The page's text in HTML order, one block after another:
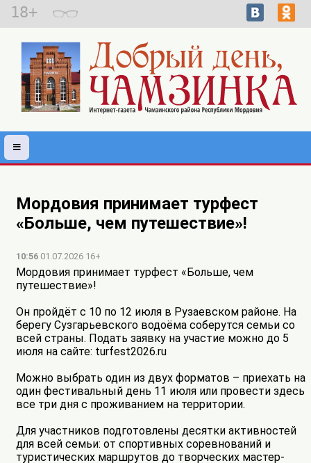
18+
Мордовия принимает турфест
«Больше, чем путешествие»!
10:56 01.07.2026 16+
Мордовия принимает турфест «Больше, чем
путешествие»!
Он пройдёт с 10 по 12 июля в Рузаевском районе. На
берегу Сузгарьевского водоёма соберутся семьи со
всей страны. Подать заявку на участие можно до 5
июля на сайте: turfest2026.ru
Можно выбрать один из двух форматов – приехать на
один фестивальный день 11 июля или провести здесь
все три дня с проживанием на территории.
Для участников подготовлены десятки активностей
для всей семьи: от спортивных соревнований и
туристических маршрутов до творческих мастер-